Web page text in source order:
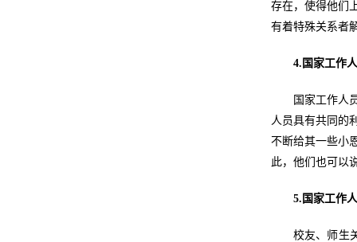
存在，使得他们
有着特殊关系者
4.国家工作
国家工作人
人员具有共同的
不断给其一些小
此，他们也可以
5.国家工作
校友、师生